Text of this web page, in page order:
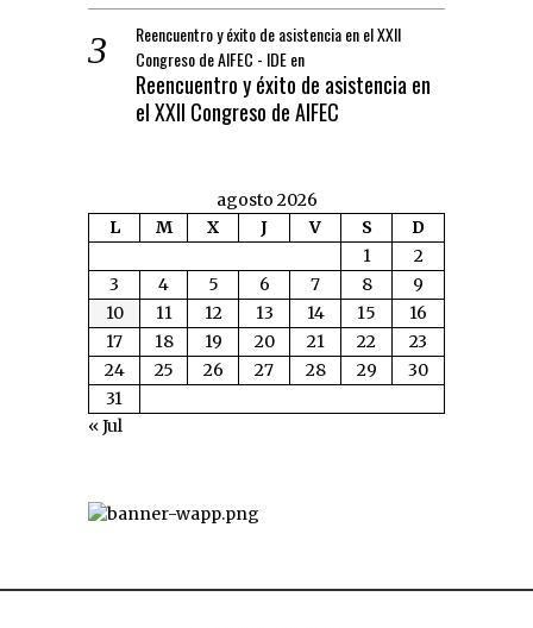
Reencuentro y éxito de asistencia en el XXII
Congreso de AIFEC - IDEen
Reencuentro y éxito de asistencia en
el XXII Congreso de AIFEC
agosto 2026
L
M X J V S
D
1
2
3
4 5 6 7 8
9
10
11 12 13 14 15
16
17
18 19 20 21 22
23
24
25 26 27 28 29
30
31
« Jul